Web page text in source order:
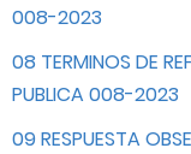
008-2023
08 TERMINOS DE
PUBLICA 008-2023
09 RESPUESTA